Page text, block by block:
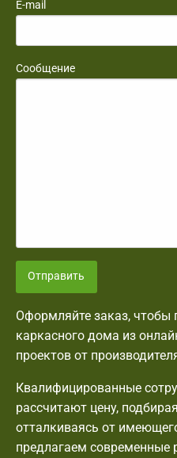
E-mail
Сообщение
Отправить
Оформляйте заказ, чтобы
каркасного дома из
проектов от
Квалифицированные
рассчитают цену,
отталкиваясь от
предлагаем современные